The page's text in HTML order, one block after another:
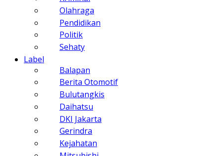
Olahraga
Pendidikan
Politik
Sehaty
Label
Balapan
Berita Otomotif
Bulutangkis
Daihatsu
DKI Jakarta
Gerindra
Kejahatan